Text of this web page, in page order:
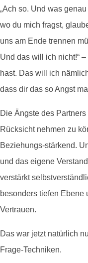
„Ach so. Und was
wo du mich fragst,
uns am Ende trennen
Und das will ich nicht!“
hast. Das will ich
dass dir das so Angst
Die Ängste des
Rücksicht nehmen zu
Beziehungs-stärkend.
und das eigene
verstärkt
besonders tiefen Ebene
Vertrauen.
Das war jetzt natürlich
Frage-Techniken.